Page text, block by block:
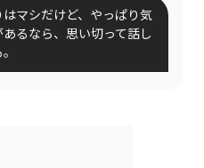
マシだけど、やっぱり気
るなら、思い切って話し